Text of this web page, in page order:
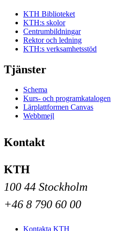
KTH Biblioteket
KTH:s skolor
Centrumbildningar
Rektor och ledning
KTH:s verksamhetsstöd
Tjänster
Schema
Kurs- och programkatalogen
Lärplattformen Canvas
Webbmejl
Kontakt
KTH
100 44 Stockholm
+46 8 790 60 00
Kontakta KTH